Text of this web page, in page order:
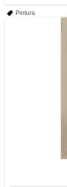
Pintura